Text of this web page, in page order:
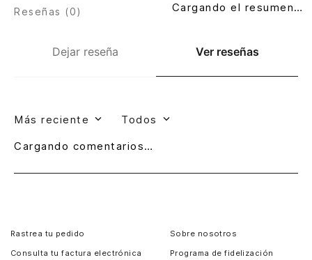
Dejar reseña Ver reseñas
Reseñas (0) Cargando el resumen…
Más reciente Todos
Cargando comentarios…
Rastrea tu pedido
Consulta tu factura electrónica
Sobre nosotros
Programa de fidelización